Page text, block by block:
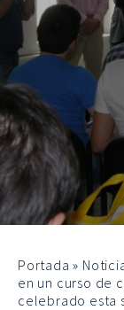
Portada »
en un curso de
celebrado esta